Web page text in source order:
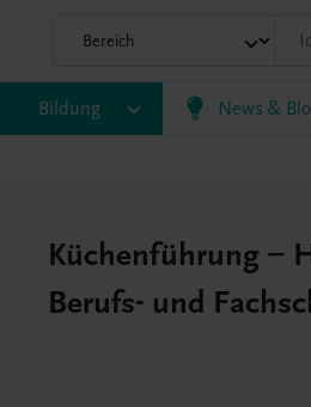
Bildung News &
HLPS/FSB HLT/Kolleg
Küchenführung –
Berufs- und